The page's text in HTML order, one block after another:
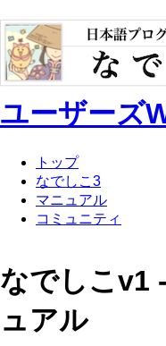
ユーザーズ
トップ
なでしこ3
マニュアル
コミュニティ
なでしこv1
ュアル